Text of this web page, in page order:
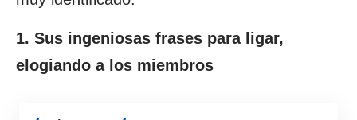
1. Sus ingeniosas frases para ligar,
elogiando a los miembros